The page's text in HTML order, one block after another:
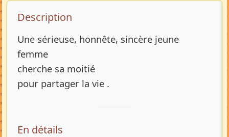
Description de l’annonce
Description
Une sérieuse, honnête, sincère jeune
femme
cherche sa moitié
pour partager la vie .
En détails